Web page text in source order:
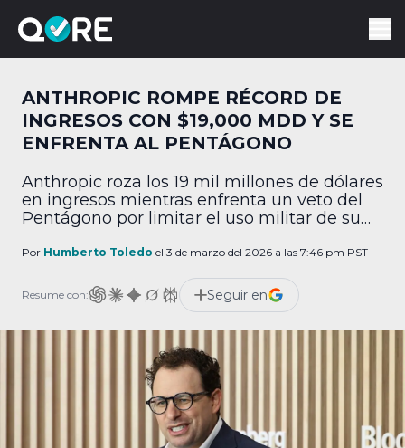
ANTHROPIC ROMPE RÉCORD DE
INGRESOS CON $19,000 MDD Y SE
ENFRENTA AL PENTÁGONO
Anthropic roza los 19 mil millones de dólares
en ingresos mientras enfrenta un veto del
Pentágono por limitar el uso militar de su
Por Humberto Toledo el 3 de marzo del 2026 a las 7:46 pm PST
Resume con: Seguir en